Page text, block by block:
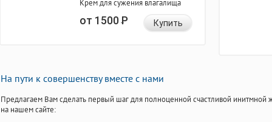
Крем для сужения влагалища
от 1500Р Купить
На пути к совершенству вместе с нами
Предлагаем Вам сделать первый шаг для полноценной счастливой инитмной
на нашем сайте: